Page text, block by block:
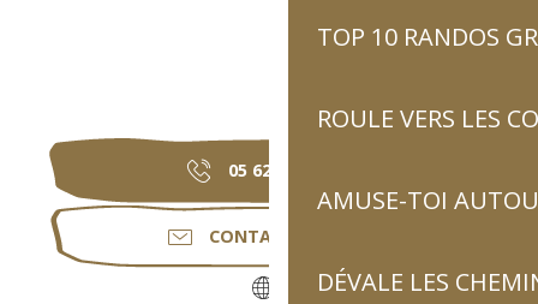
TOP 10 RANDOS
ROULE VERS LES
AMUSE-TOI
DÉVALE LES
05 62 92 81
CONTACTEZ-NOUS